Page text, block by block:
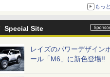
もっ
Special Site
レイズのパワーデザイン
ール「M6」に新色登場!!